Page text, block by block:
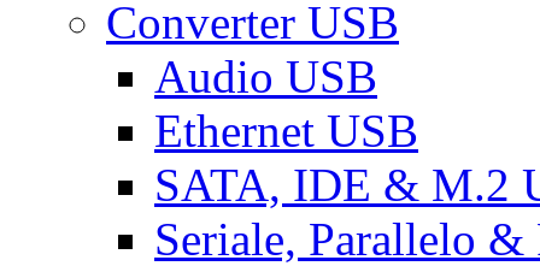
Converter USB
Audio USB
Ethernet USB
SATA, IDE & M.2
Seriale, Parallelo &